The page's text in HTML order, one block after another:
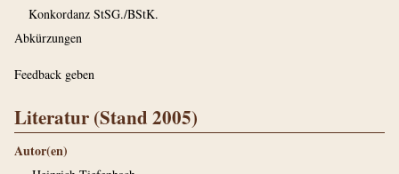
Konkordanz StSG./BStK.
Abkürzungen
Feedback geben
Literatur (Stand 2005)
Autor(en)